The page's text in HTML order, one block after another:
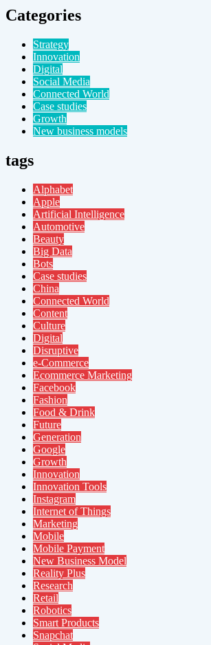
Categories
Strategy
Innovation
Digital
Social Media
Connected World
Case studies
Growth
New business models
tags
Alphabet
Apple
Artificial Intelligence
Automotive
Beauty
Big Data
Bots
Case studies
China
Connected World
Content
Culture
Digital
Disruptive
e-Commerce
Ecommerce Marketing
Facebook
Fashion
Food & Drink
Future
Generation
Google
Growth
Innovation
Innovation Tools
Instagram
Internet of Things
Marketing
Mobile
Mobile Payment
New Business Model
Reality Plus
Research
Retail
Robotics
Smart Products
Snapchat